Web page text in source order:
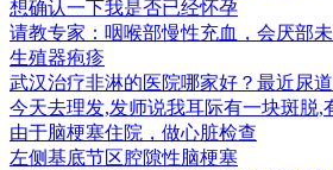
想确认一下我是否已经怀孕
请教专家：咽喉部慢性充血，会厌部
生殖器疱疹
武汉治疗非淋的医院哪家好？最近尿
今天去理发,发师说我耳际有一块斑脱,
由于脑梗塞住院，做心脏检查
左侧基底节区腔隙性脑梗塞